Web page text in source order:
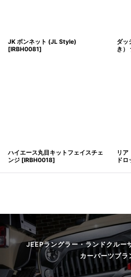
JK ボンネット (JL Style)
[IRBH0081]
ダッ
き）
ハイエース丸目キットフェイスチェ
ンジ [IRBH0018]
リア
ド
JEEPラングラー・ランドクルー
カーパーツブラ